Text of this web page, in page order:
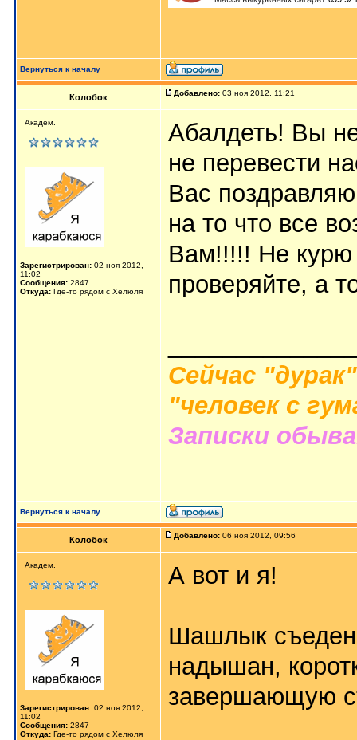
Вернуться к началу
Колобок Добавлено: 03 ноя 2012, 11:21
Академ.
Зарегистрирован: 02 ноя 2012,
11:02
Сообщения: 2847
Откуда: Где-то рядом с Хелюля
Абалдеть! Вы
не перевести
Вас
на то что все
Вам!!!!! Не курю
проверяйте, а
Сейчас
"человек с
Записки
Вернуться к началу
Колобок Добавлено: 06 ноя 2012, 09:56
Академ.
Зарегистрирован: 02 ноя 2012,
11:02
Сообщения: 2847
Откуда: Где-то рядом с Хелюля
А вот и я!
Шашлык
надышан,
завершающую